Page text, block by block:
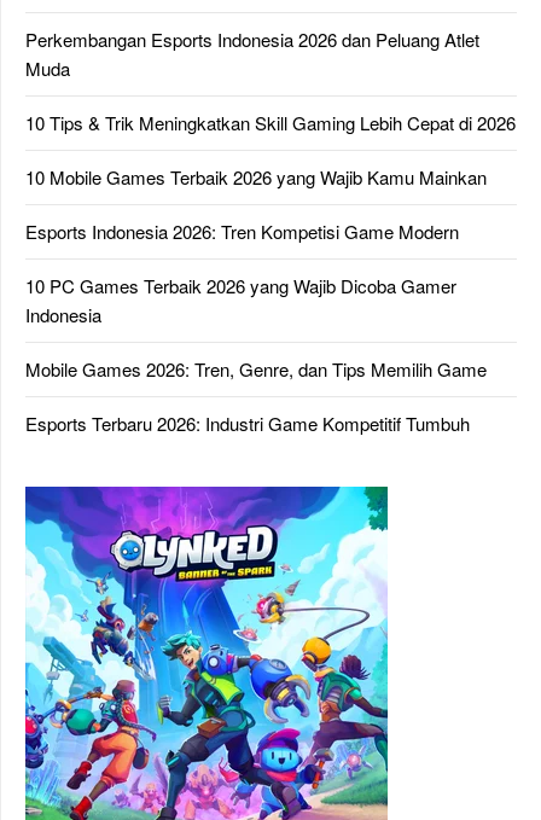
Perkembangan Esports Indonesia 2026 dan Peluang Atlet
Muda
10 Tips & Trik Meningkatkan Skill Gaming Lebih Cepat di 2026
10 Mobile Games Terbaik 2026 yang Wajib Kamu Mainkan
Esports Indonesia 2026: Tren Kompetisi Game Modern
10 PC Games Terbaik 2026 yang Wajib Dicoba Gamer
Indonesia
Mobile Games 2026: Tren, Genre, dan Tips Memilih Game
Esports Terbaru 2026: Industri Game Kompetitif Tumbuh